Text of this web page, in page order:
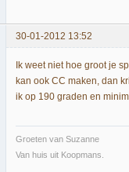
30-01-2012 13:52
Ik weet niet hoe groot je
kan ook CC maken, dan
ik op 190 graden en
Groeten van Suzanne
Van huis uit Koopmans.